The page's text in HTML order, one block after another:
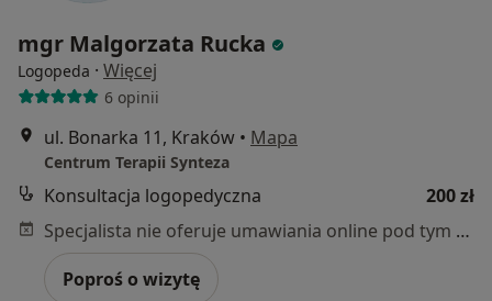
mgr Malgorzata Rucka
Logopeda · Więcej
6 opinii
ul. Bonarka 11, Kraków • Mapa
Centrum Terapii Synteza
Konsultacja logopedyczna
200 zł
Specjalista nie oferuje umawiania online pod tym adresem.
Poproś o wizytę